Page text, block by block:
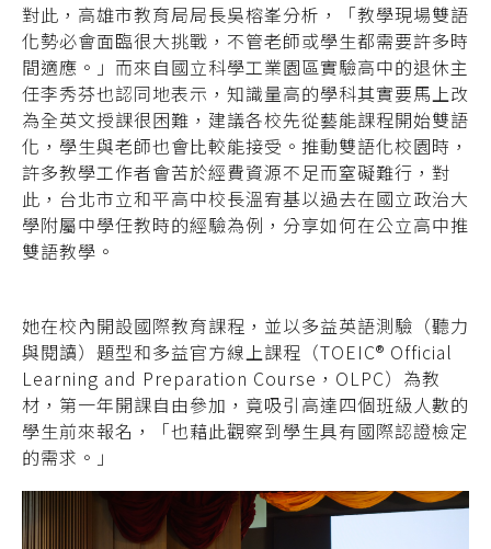
對此，高雄市教育局局長吳榕峯分析，「教學現場雙語
化勢必會面臨很大挑戰，不管老師或學生都需要許多時
間適應。」 而來自國立科學工業園區實驗高中的退休主
任李秀芬也認同地表示，知識量高的學科其實要馬上改
為全英文授課很困難，建議各校先從藝能課程開始雙語
化， 學生與老師也會比較能接受。推動雙語化校園時，
許多教學工作者會苦於經費資源不足而窒礙難行，對
此，台北市立和平高中校長溫宥基以過去在國立政治大
學附屬中學任教時的經驗為例，分享如何在公立高中推
雙語教學。
她在校內開設國際教育課程，並以多益英語測驗（聽力
與閱讀）題型和多益官方線上課程（TOEIC® Official
Learning and Preparation Course，OLPC）為教
材，第一年開課自由參加，竟吸引高達四個班級人數的
學生前來報名，「也藉此觀察到學生具有國際認證檢定
的需求。」